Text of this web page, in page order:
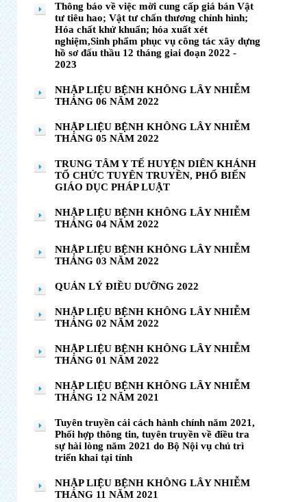
Thông báo về việc mời cung cấp giá bán Vật
tư tiêu hao; Vật tư chấn thương chỉnh hình;
Hóa chất khử khuẩn; hóa xuất xét
nghiệm,Sinh phẩm phục vụ công tác xây dựng
hồ sơ đấu thầu 12 tháng giai đoạn 2022 -
2023
NHẬP LIỆU BỆNH KHÔNG LÂY NHIỄM
THÁNG 06 NĂM 2022
NHẬP LIỆU BỆNH KHÔNG LÂY NHIỄM
THÁNG 05 NĂM 2022
TRUNG TÂM Y TẾ HUYỆN DIÊN KHÁNH
TỔ CHỨC TUYÊN TRUYỀN, PHỔ BIẾN
GIÁO DỤC PHÁP LUẬT
NHẬP LIỆU BỆNH KHÔNG LÂY NHIỄM
THÁNG 04 NĂM 2022
NHẬP LIỆU BỆNH KHÔNG LÂY NHIỄM
THÁNG 03 NĂM 2022
QUẢN LÝ ĐIỀU DƯỠNG 2022
NHẬP LIỆU BỆNH KHÔNG LÂY NHIỄM
THÁNG 02 NĂM 2022
NHẬP LIỆU BỆNH KHÔNG LÂY NHIỄM
THÁNG 01 NĂM 2022
NHẬP LIỆU BỆNH KHÔNG LÂY NHIỄM
THÁNG 12 NĂM 2021
Tuyên truyền cải cách hành chính năm 2021,
Phối hợp thông tin, tuyên truyền về điều tra
sự hài lòng năm 2021 do Bộ Nội vụ chủ trì
triển khai tại tỉnh
NHẬP LIỆU BỆNH KHÔNG LÂY NHIỄM
THÁNG 11 NĂM 2021